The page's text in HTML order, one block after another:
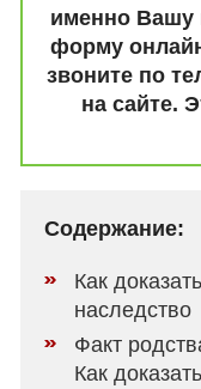
именно Вашу
форму
звоните по
на сайте.
Содержание:
Как
наследство
Факт
Как